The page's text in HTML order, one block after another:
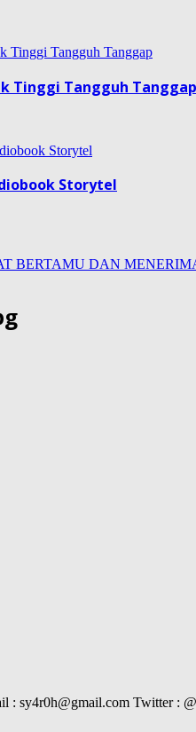
Tinggi Tangguh Tanggap
Storytel
BERTAMU DAN
: sy4r0h@gmail.com Twitter :